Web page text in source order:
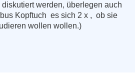
werden, überlegen auch
Kopftuch  es sich 2 x ,  ob sie
wollen wollen.)